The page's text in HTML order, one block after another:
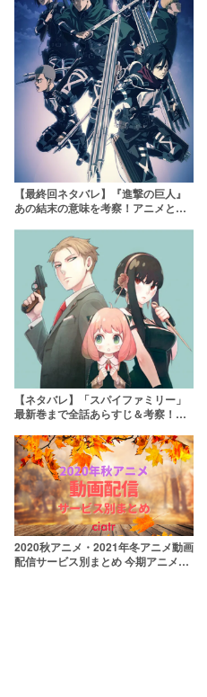
【最終回ネタバレ】『進撃の巨人』
あの結末の意味を考察！アニメとの
【ネタバレ】「スパイファミリー」
最新巻まで全話あらすじ＆考察！未
2020秋アニメ・2021年冬アニメ動画
配信サービス別まとめ 今期アニメが